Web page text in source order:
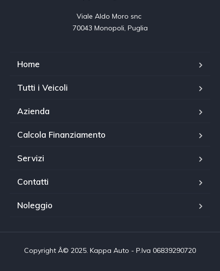
Viale Aldo Moro snc
70043 Monopoli, Puglia
Home
Tutti i Veicoli
Azienda
Calcola Finanziamento
Servizi
Contatti
Noleggio
Copyright Â© 2025. Kappa Auto - P.Iva 06839290720